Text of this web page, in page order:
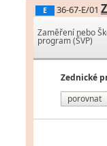
E 36-67-E/01
Zaměření nebo
program (ŠVP)
Zednické
porovnat